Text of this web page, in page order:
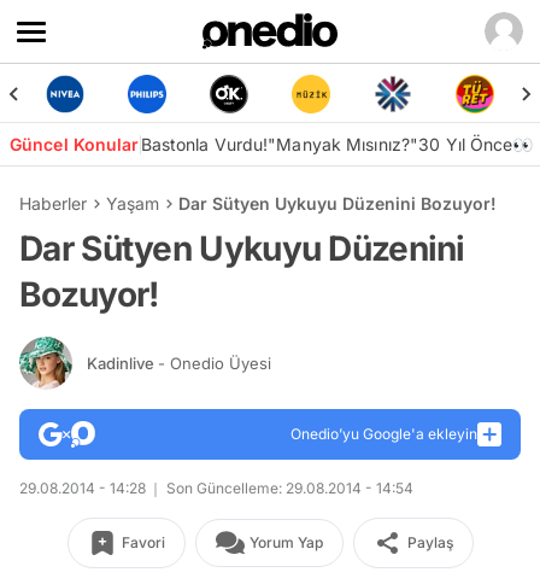
Güncel KonularBastonla Vurdu!"Manyak Mısınız?"30 Yıl Önce👀
Haberler Yaşam Dar Sütyen Uykuyu Düzenini Bozuyor!
Dar Sütyen Uykuyu Düzenini
Bozuyor!
Kadinlive - Onedio Üyesi
Onedio’yu Google'a ekleyin
29.08.2014 - 14:28 Son Güncelleme: 29.08.2014 - 14:54
Favori Yorum Yap Paylaş